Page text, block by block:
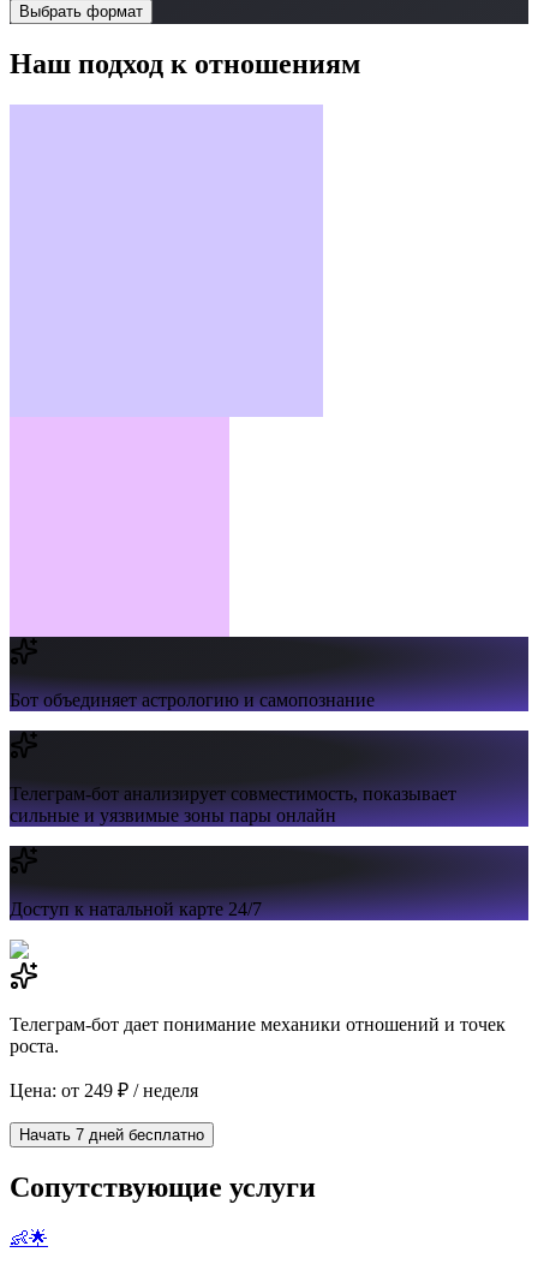
Выбрать формат
Наш подход к отношениям
Бот объединяетастрологию и самопознание
Телеграм-бот анализирует совместимость, показывает
сильные и уязвимые зоны пары онлайн
Доступ к натальной карте 24/7
Телеграм-бот дает понимание механики отношений и точек
роста.
Цена: от 249 ₽ / неделя
Начать 7 дней бесплатно
Сопутствующие услуги
👶🌟